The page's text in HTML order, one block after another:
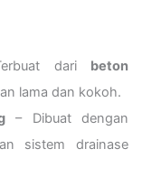
dari beton
lama dan kokoh.
– Dibuat dengan
sistem drainase